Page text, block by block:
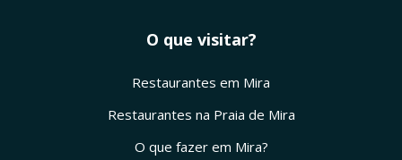
O que visitar?
Restaurantes em Mira
Restaurantes na Praia de Mira
O que fazer em Mira?